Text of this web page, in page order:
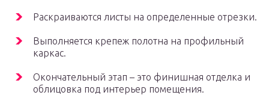
Раскраиваются листы на определенные отрезки.
Выполняется крепеж полотна на профильный
каркас.
Окончательный этап – это финишная отделка и
облицовка под интерьер помещения.